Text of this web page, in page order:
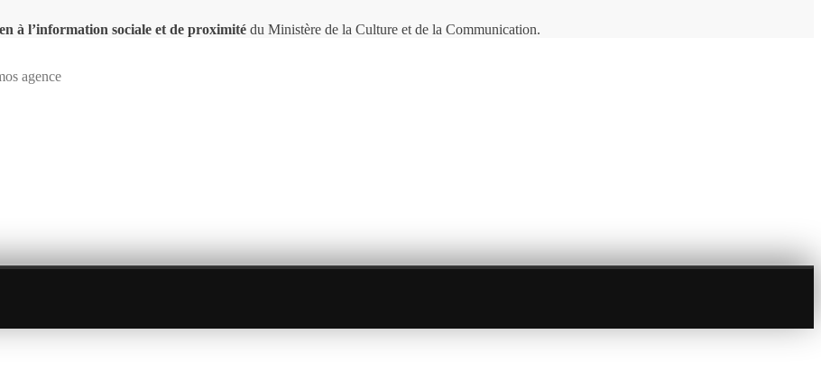
à l’information sociale et de proximité du Ministère de la Culture et de la Communication.
agence